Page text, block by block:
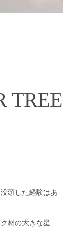
TREE
頭した経験はあ
材の大きな星